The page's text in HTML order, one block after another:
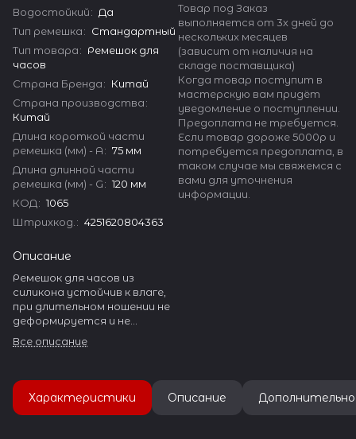
Водостойкий: Да
Тип ремешка: Стандартный
Тип товара: Ремешок для
часов
Страна Бренда: Китай
Страна производства:
Китай
Длина короткой части
ремешка (мм) - A: 75 мм
Длина длинной части
ремешка (мм) - G: 120 мм
КОД: 1065
Штрихкод. : 4251620804363
Описание
Ремешок для часов из
силикона устойчив к влаге,
при длительном ношении не
деформируется и не
раздражения на коже.
гибкость отличает
ремешок из силикона от
ремешков, изготовленных из
Все описание
Товар под Заказ
выполняется от 3х дней до
нескольких месяцев
(зависит от наличия на
складе поставщика)
Когда товар поступит в
мастерскую вам придёт
уведомление о поступлении.
Предоплата не требуется.
Если товар дороже 5000р и
потребуется предоплата, в
таком случае мы свяжемся с
вами для уточнения
информации.
Характеристики Описание Дополнительно